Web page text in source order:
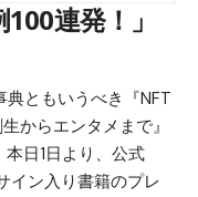
連発！」
ともいうべき『NFT
からエンタメまで』
日1日より、公式
イン入り書籍のプレ